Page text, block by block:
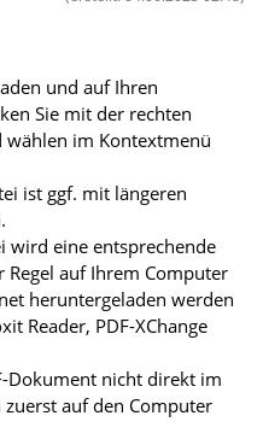
und auf Ihren
Sie mit der rechten
wählen im Kontextmenü
ist ggf. mit längeren
wird eine entsprechende
auf Ihrem Computer
heruntergeladen werden
Reader, PDF-XChange
Dokument nicht direkt im
auf den Computer